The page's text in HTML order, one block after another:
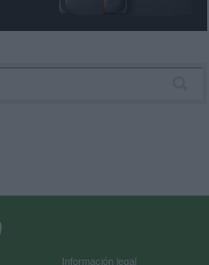
Información legal